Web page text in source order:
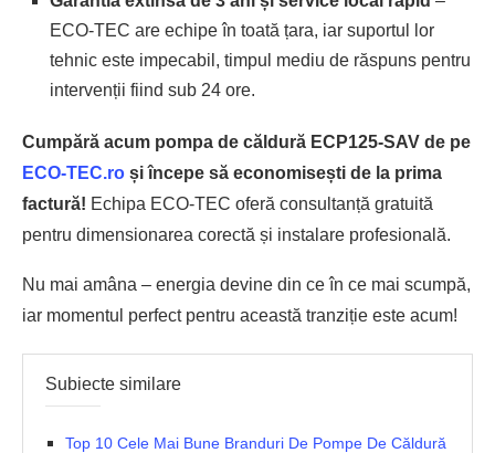
ECO-TEC are echipe în toată țara, iar suportul lor
tehnic este impecabil, timpul mediu de răspuns pentru
intervenții fiind sub 24 ore.
Cumpără acum pompa de căldură ECP125-SAV de pe
ECO-TEC.ro și începe să economisești de la prima
factură! Echipa ECO-TEC oferă consultanță gratuită
pentru dimensionarea corectă și instalare profesională.
Nu mai amâna – energia devine din ce în ce mai scumpă,
iar momentul perfect pentru această tranziție este acum!
Subiecte similare
Top 10 Cele Mai Bune Branduri De Pompe De Căldură